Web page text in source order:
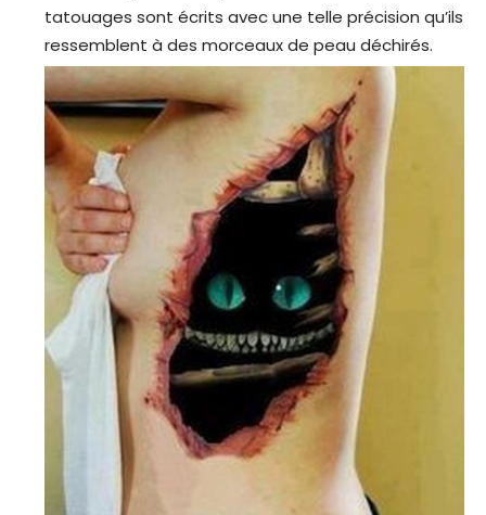
tatouages ​​sont écrits avec une telle précision qu’ils
ressemblent à des morceaux de peau déchirés.